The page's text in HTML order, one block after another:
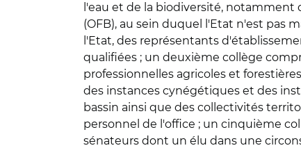
l'eau et de la biodiversité, notamment
(OFB), au sein duquel l'Etat n'est pas
l'Etat, des représentants
qualifiées ; un deuxième collège
professionnelles agricoles et
des instances cynégétiques et des
bassin ainsi que des collectivités
personnel de l'office ; un cinquième
sénateurs dont un élu dans une